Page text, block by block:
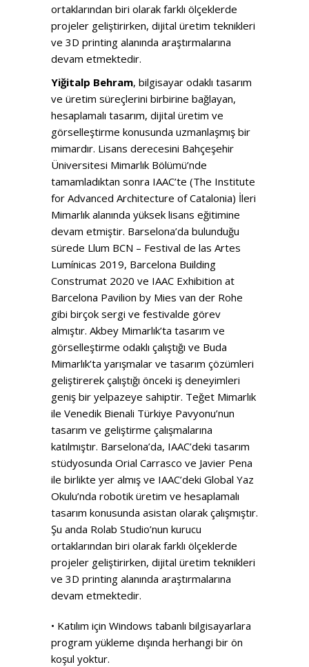
ortaklarından biri olarak farklı ölçeklerde
projeler geliştirirken, dijital üretim teknikleri
ve 3D printing alanında araştırmalarına
devam etmektedir.
Yiğitalp Behram, bilgisayar odaklı tasarım
ve üretim süreçlerini birbirine bağlayan,
hesaplamalı tasarım, dijital üretim ve
görselleştirme konusunda uzmanlaşmış bir
mimardır. Lisans derecesini Bahçeşehir
Üniversitesi Mimarlık Bölümü’nde
tamamladıktan sonra IAAC’te (The Institute
for Advanced Architecture of Catalonia) İleri
Mimarlık alanında yüksek lisans eğitimine
devam etmiştir. Barselona’da bulunduğu
sürede Llum BCN – Festival de las Artes
Lumínicas 2019, Barcelona Building
Construmat 2020 ve IAAC Exhibition at
Barcelona Pavilion by Mies van der Rohe
gibi birçok sergi ve festivalde görev
almıştır. Akbey Mimarlık’ta tasarım ve
görselleştirme odaklı çalıştığı ve Buda
Mimarlık’ta yarışmalar ve tasarım çözümleri
geliştirerek çalıştığı önceki iş deneyimleri
geniş bir yelpazeye sahiptir. Teğet Mimarlık
ile Venedik Bienali Türkiye Pavyonu’nun
tasarım ve geliştirme çalışmalarına
katılmıştır. Barselona’da, IAAC’deki tasarım
stüdyosunda Orial Carrasco ve Javier Pena
ile birlikte yer almış ve IAAC’deki Global Yaz
Okulu’nda robotik üretim ve hesaplamalı
tasarım konusunda asistan olarak çalışmıştır.
Şu anda Rolab Studio’nun kurucu
ortaklarından biri olarak farklı ölçeklerde
projeler geliştirirken, dijital üretim teknikleri
ve 3D printing alanında araştırmalarına
devam etmektedir.
• Katılım için Windows tabanlı bilgisayarlara
program yükleme dışında herhangi bir ön
koşul yoktur.